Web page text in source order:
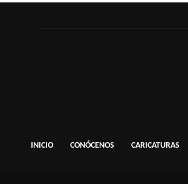
INICIO CONÓCENOS CARICATURAS